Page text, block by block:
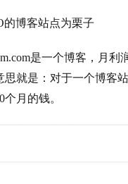
的博客站点为栗子
是一个博客，月
思就是：对于一个博客
月的钱。